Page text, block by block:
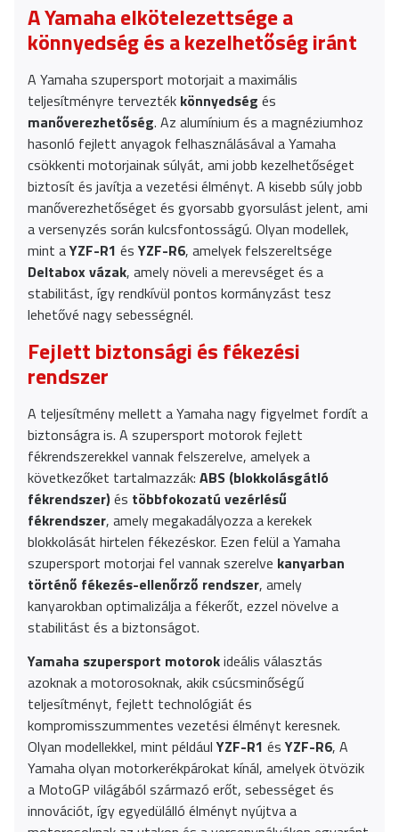
A Yamaha elkötelezettsége a
könnyedség és a kezelhetőség iránt
A Yamaha szupersport motorjait a maximális
teljesítményre tervezték könnyedség és
manőverezhetőség. Az alumínium és a magnéziumhoz
hasonló fejlett anyagok felhasználásával a Yamaha
csökkenti motorjainak súlyát, ami jobb kezelhetőséget
biztosít és javítja a vezetési élményt. A kisebb súly jobb
manőverezhetőséget és gyorsabb gyorsulást jelent, ami
a versenyzés során kulcsfontosságú. Olyan modellek,
mint aYZF-R1 ésYZF-R6, amelyek felszereltsége
Deltabox vázak, amely növeli a merevséget és a
stabilitást, így rendkívül pontos kormányzást tesz
lehetővé nagy sebességnél.
Fejlett biztonsági és fékezési
rendszer
A teljesítmény mellett a Yamaha nagy figyelmet fordít a
biztonságra is. A szupersport motorok fejlett
fékrendszerekkel vannak felszerelve, amelyek a
következőket tartalmazzák: ABS (blokkolásgátló
fékrendszer)és többfokozatú vezérlésű
fékrendszer, amely megakadályozza a kerekek
blokkolását hirtelen fékezéskor. Ezen felül a Yamaha
szupersport motorjai fel vannak szerelve kanyarban
történő fékezés-ellenőrző rendszer, amely
kanyarokban optimalizálja a fékerőt, ezzel növelve a
stabilitást és a biztonságot.
Yamaha szupersport motorokideális választás
azoknak a motorosoknak, akik csúcsminőségű
teljesítményt, fejlett technológiát és
kompromisszummentes vezetési élményt keresnek.
Olyan modellekkel, mint példáulYZF-R1 ésYZF-R6, A
Yamaha olyan motorkerékpárokat kínál, amelyek ötvözik
a MotoGP világából származó erőt, sebességet és
innovációt, így egyedülálló élményt nyújtva a